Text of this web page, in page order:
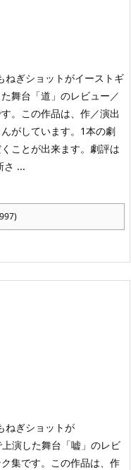
ねぎショットがイーストギ
舞台「道」のレビュー／
。この作品は、作／演出
がしています。1本の劇
ことが出来ます。劇評は
さ ...
ねぎショットが
上演した舞台「嘘」のレビ
集です。この作品は、作